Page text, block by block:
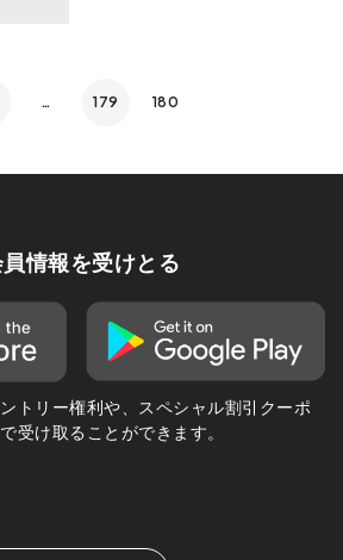
… 179 180
情報を受けとる
トリー権利や、スペシャル割引クーポ
受け取ることができます。